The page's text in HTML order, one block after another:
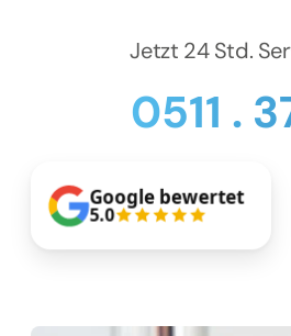
Jetzt 24 Std.
0511 .
Google bewertet
5.0